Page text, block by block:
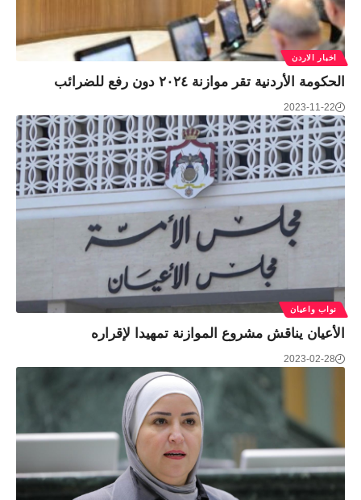
اخبار الاردن
الحكومة الأردنية تقر موازنة ٢٠٢٤ دون رفع للضرائب
2023-11-22
نواب واعيان
الأعيان يناقش مشروع الموازنة تمهيدا لإقراره
2023-02-28